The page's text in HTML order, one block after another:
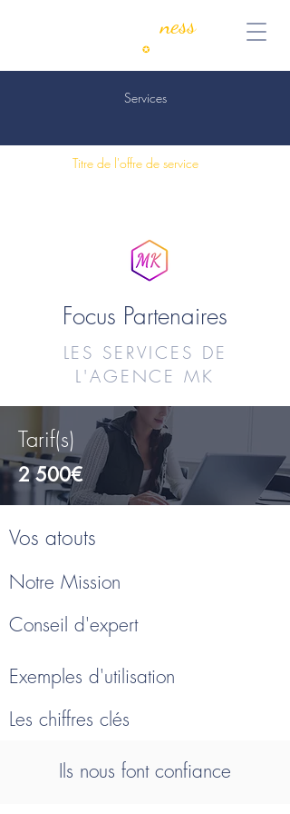
MyKeenness
✪
Services
Titre de l'offre de service
Focus Partenaires
LES SERVICES DE
L'AGENCE MK
Tarif(s)
2 500€
Vos atouts
Notre Mission
Conseil d'expert
Exemples d'utilisation
Les chiffres clés
Ils nous font confiance